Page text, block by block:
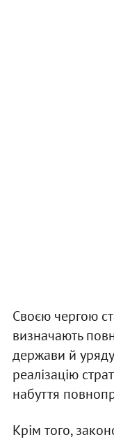
Своєю чергою
визначають
держави й
реалізацію
набуття
Крім того,